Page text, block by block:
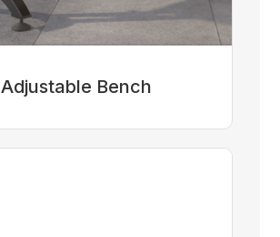
Adjustable Bench